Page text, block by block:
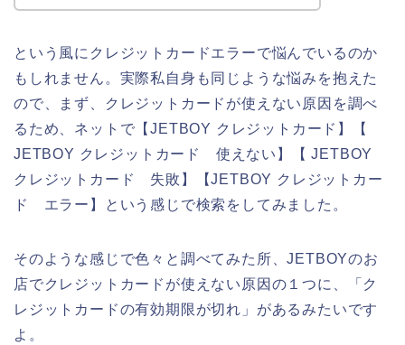
という風にクレジットカードエラーで悩んでいるのか
もしれません。実際私自身も同じような悩みを抱えた
ので、まず、クレジットカードが使えない原因を調べ
るため、ネットで【JETBOY クレジットカード】【
JETBOY クレジットカード 使えない】【 JETBOY
クレジットカード 失敗】【JETBOY クレジットカー
ド エラー】という感じで検索をしてみました。
そのような感じで色々と調べてみた所、JETBOYのお
店でクレジットカードが使えない原因の１つに、「ク
レジットカードの有効期限が切れ」があるみたいです
よ。